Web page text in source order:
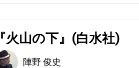
『火山の下』(白水社)
陣野 俊史